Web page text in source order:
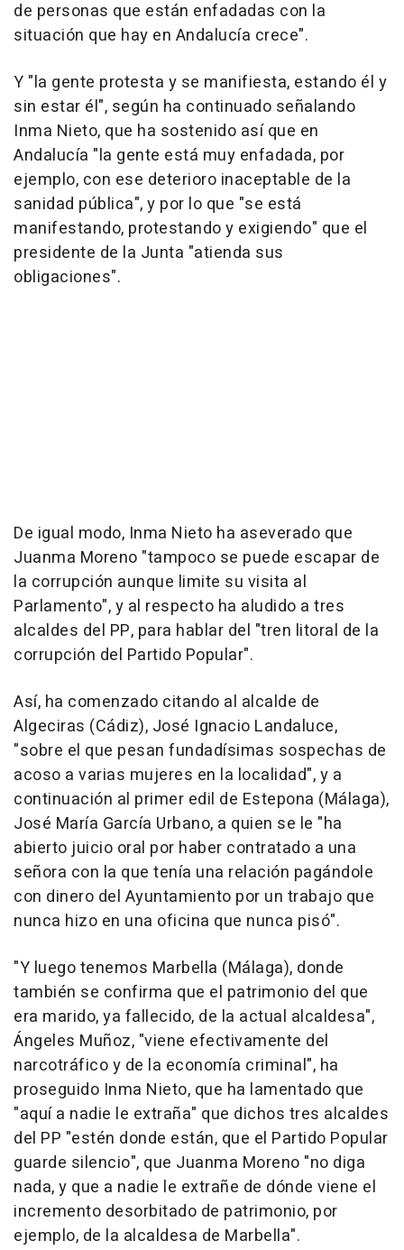
de personas que están enfadadas con la
situación que hay en Andalucía crece".
Y "la gente protesta y se manifiesta, estando él y
sin estar él", según ha continuado señalando
Inma Nieto, que ha sostenido así que en
Andalucía "la gente está muy enfadada, por
ejemplo, con ese deterioro inaceptable de la
sanidad pública", y por lo que "se está
manifestando, protestando y exigiendo" que el
presidente de la Junta "atienda sus
obligaciones".
De igual modo, Inma Nieto ha aseverado que
Juanma Moreno "tampoco se puede escapar de
la corrupción aunque limite su visita al
Parlamento", y al respecto ha aludido a tres
alcaldes del PP, para hablar del "tren litoral de la
corrupción del Partido Popular".
Así, ha comenzado citando al alcalde de
Algeciras (Cádiz), José Ignacio Landaluce,
"sobre el que pesan fundadísimas sospechas de
acoso a varias mujeres en la localidad", y a
continuación al primer edil de Estepona (Málaga),
José María García Urbano, a quien se le "ha
abierto juicio oral por haber contratado a una
señora con la que tenía una relación pagándole
con dinero del Ayuntamiento por un trabajo que
nunca hizo en una oficina que nunca pisó".
"Y luego tenemos Marbella (Málaga), donde
también se confirma que el patrimonio del que
era marido, ya fallecido, de la actual alcaldesa",
Ángeles Muñoz, "viene efectivamente del
narcotráfico y de la economía criminal", ha
proseguido Inma Nieto, que ha lamentado que
"aquí a nadie le extraña" que dichos tres alcaldes
del PP "estén donde están, que el Partido Popular
guarde silencio", que Juanma Moreno "no diga
nada, y que a nadie le extrañe de dónde viene el
incremento desorbitado de patrimonio, por
ejemplo, de la alcaldesa de Marbella".